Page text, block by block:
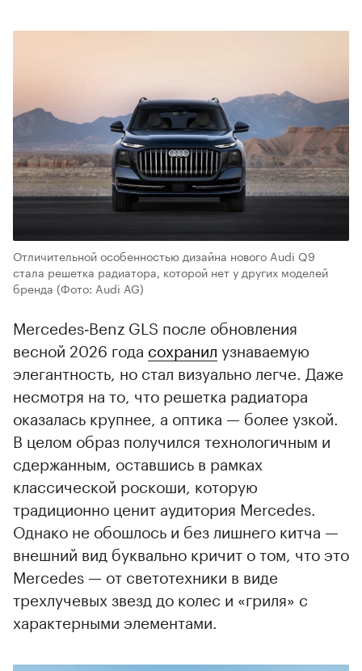
Отличительной особенностью дизайна нового Audi Q9
стала решетка радиатора, которой нет у других моделей
бренда (Фото: Audi AG)
Mercedes‑Benz GLS после обновления
весной 2026 года сохранил узнаваемую
элегантность, но стал визуально легче. Даже
несмотря на то, что решетка радиатора
оказалась крупнее, а оптика — более узкой.
В целом образ получился технологичным и
сдержанным, оставшись в рамках
классической роскоши, которую
традиционно ценит аудитория Mercedes.
Однако не обошлось и без лишнего китча —
внешний вид буквально кричит о том, что это
Mercedes — от светотехники в виде
трехлучевых звезд до колес и «гриля» с
характерными элементами.